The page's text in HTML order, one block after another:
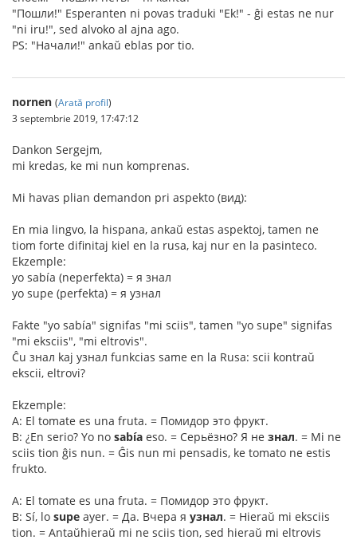
"Пошли!" Esperanten ni povas traduki "Ek!" - ĝi estas ne nur
"ni iru!", sed alvoko al ajna ago.
PS: "Начали!" ankaŭ eblas por tio.
nornen (Arată profil)
3 septembrie 2019, 17:47:12
Dankon Sergejm,
mi kredas, ke mi nun komprenas.
Mi havas plian demandon pri aspekto (вид):
En mia lingvo, la hispana, ankaŭ estas aspektoj, tamen ne
tiom forte difinitaj kiel en la rusa, kaj nur en la pasinteco.
Ekzemple:
yo sabía (neperfekta) = я знал
yo supe (perfekta) = я узнал
Fakte "yo sabía" signifas "mi sciis", tamen "yo supe" signifas
"mi eksciis", "mi eltrovis".
Ĉu знал kaj узнал funkcias same en la Rusa: scii kontraŭ
ekscii, eltrovi?
Ekzemple:
A: El tomate es una fruta. = Помидор это фрукт.
B: ¿En serio? Yo no sabía eso. = Серьёзно? Я не знал. = Mi ne
sciis tion ĝis nun. = Ĝis nun mi pensadis, ke tomato ne estis
frukto.
A: El tomate es una fruta. = Помидор это фрукт.
B: Sí, lo supe ayer. = Да. Вчера я узнал. = Hieraŭ mi eksciis
tion. = Antaŭhieraŭ mi ne sciis tion, sed hieraŭ mi eltrovis